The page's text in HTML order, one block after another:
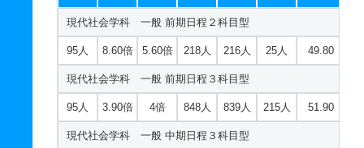
現代社会学科 一般 前期日程２科目型
95人 8.60倍 5.60倍 218人 216人 25人 49.80
現代社会学科 一般 前期日程３科目型
95人 3.90倍 4倍 848人 839人 215人 51.90
現代社会学科 一般 中期日程３科目型